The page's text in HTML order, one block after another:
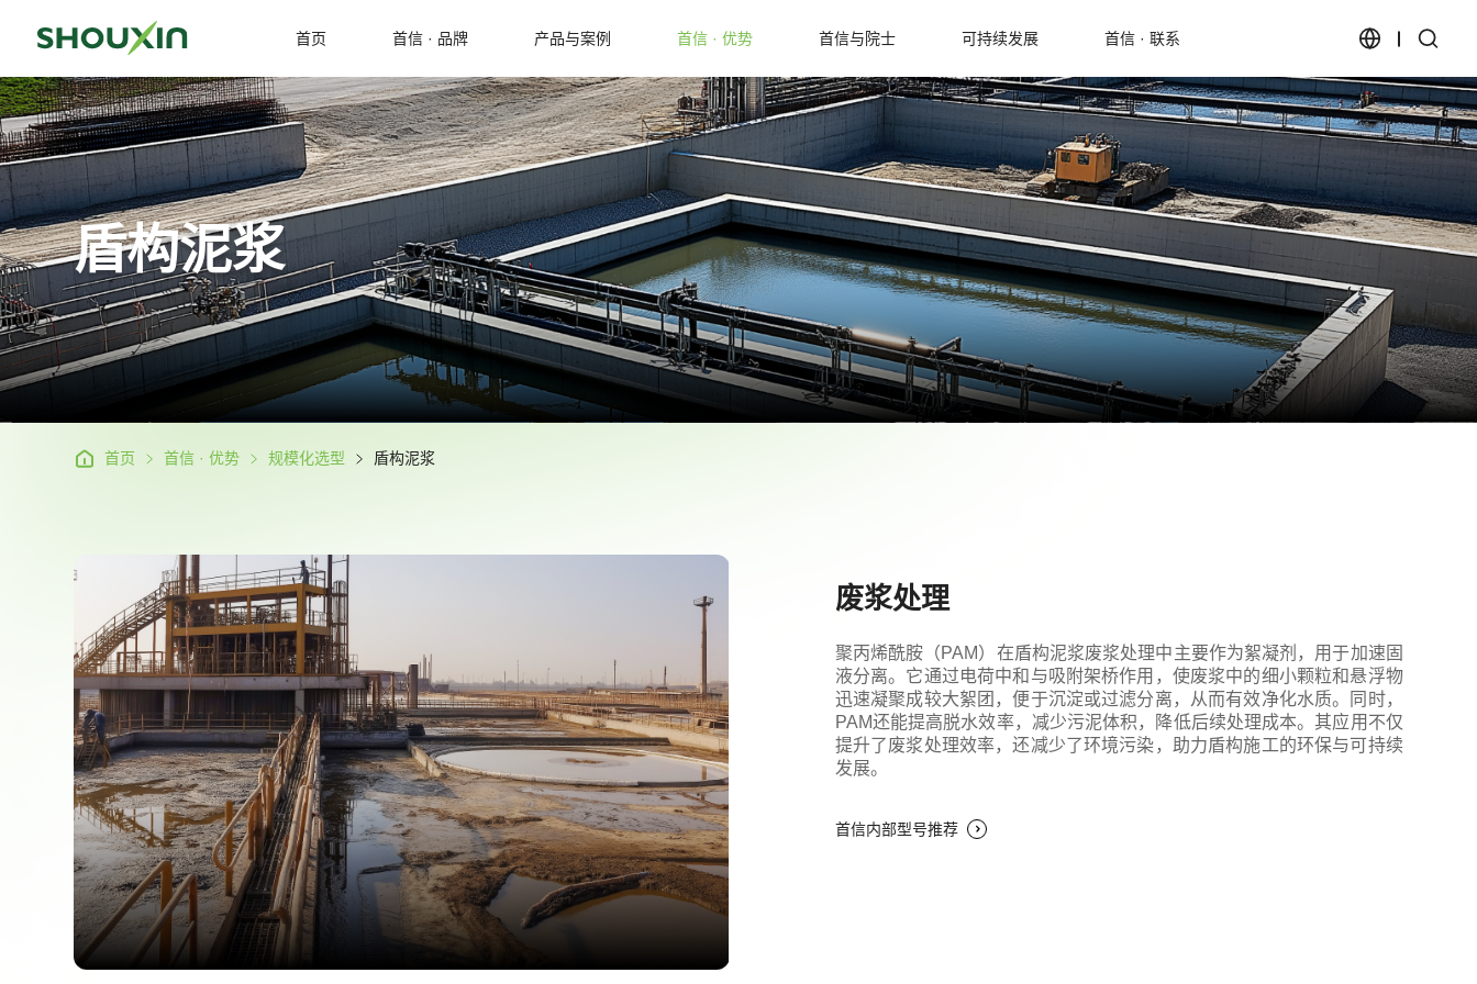
首页 首信 · 品牌 产品与案例 首信 · 优势 首信与院士 可持续发展 首信 · 联系
企业由来
企业概况
企业文化
发展历程
荣誉资质
品牌共鉴
院士助力
创新研发
国际声誉
新闻中心
最新资讯
新闻图库
企业视频
常见问题 加入我们
人才理念
首信精神
岗位招聘
在寻找产品吗？
首信产品
或者查看我们的网站地图
盾构泥浆
首页 首信 · 优势 规模化选型 盾构泥浆
废浆处理
聚丙烯酰胺（PAM）在盾构泥浆废浆处理中主要作为絮凝剂，用于加速固
液分离。它通过电荷中和与吸附架桥作用，使废浆中的细小颗粒和悬浮物
迅速凝聚成较大絮团，便于沉淀或过滤分离，从而有效净化水质。同时，
PAM还能提高脱水效率，减少污泥体积，降低后续处理成本。其应用不仅
提升了废浆处理效率，还减少了环境污染，助力盾构施工的环保与可持续
发展。
首信内部型号推荐